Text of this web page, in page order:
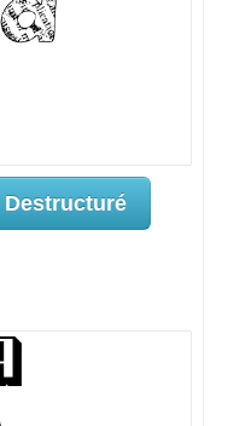
Destructuré